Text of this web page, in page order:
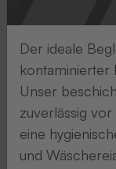
ein
optimales
Druckergebnis
der
Thermo-
Ident-
Der ideale
kontaminierter
Unser
zuverlässig
eine
und